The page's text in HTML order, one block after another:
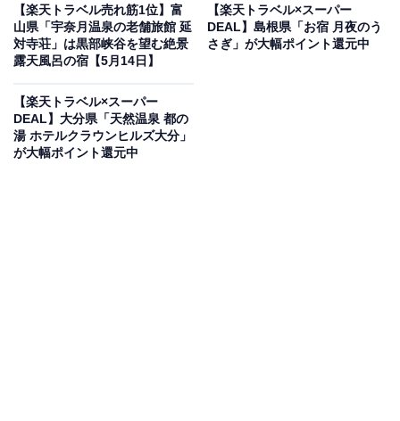
楽天スーパーDEALプランを予約すると、実質30％オフ
で宿泊可能です。
【楽天トラベル売れ筋1位】富
山県「宇奈月温泉の老舗旅館 延
対寺荘」は黒部峡谷を望む絶景
露天風呂の宿【5月14日】
【楽天トラベル×スーパー
DEAL】島根県「お宿 月夜のう
さぎ」が大幅ポイント還元中
【楽天トラベル×スーパー
DEAL】大分県「天然温泉 都の
湯 ホテルクラウンヒルズ大分」
が大幅ポイント還元中